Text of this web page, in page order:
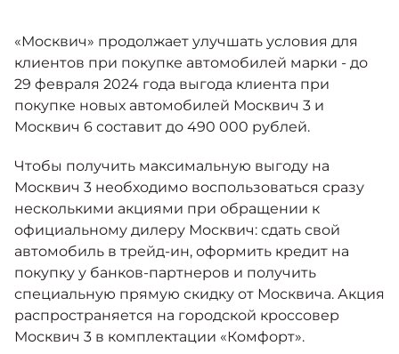
от 2 237 000 ₽*
Москвич 3 с ручным
Кроссовер, создающий равные
возможности
от 2 069 000 ₽*
Москвич 8
Практичный семиместный
кроссовер
от 3 125 000 ₽*
Кредитные программы
Спецпредложения
Калькулятор трейд-ин
Страховые программы
Моторное масло
СЕРВИСНЫЕ АКЦИИ
АКСЕССУАРЫ
КОНТАКТЫ
«Москвич» продолжает улучшать условия для
клиентов при покупке автомобилей марки - до
29 февраля 2024 года выгода клиента при
покупке новых автомобилей Москвич 3 и
Москвич 6 составит до 490 000 рублей.
Чтобы получить максимальную выгоду на
Москвич 3 необходимо воспользоваться сразу
несколькими акциями при обращении к
официальному дилеру Москвич: сдать свой
автомобиль в трейд-ин, оформить кредит на
покупку у банков-партнеров и получить
специальную прямую скидку от Москвича. Акция
распространяется на городской кроссовер
Москвич 3 в комплектации «Комфорт».